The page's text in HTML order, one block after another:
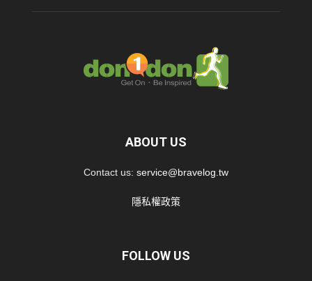
ABOUT US
Contact us: service@bravelog.tw
隱私權政策
FOLLOW US